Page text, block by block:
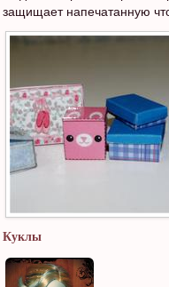
защищает напечатанную
Куклы